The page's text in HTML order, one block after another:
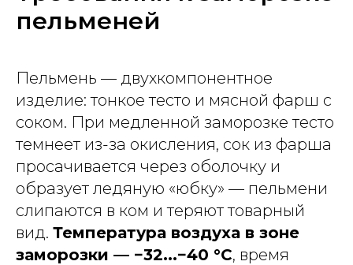
пельменей
Пельмень — двухкомпонентное
изделие: тонкое тесто и мясной фарш с
соком. При медленной заморозке тесто
темнеет из-за окисления, сок из фарша
просачивается через оболочку и
образует ледяную «юбку» — пельмени
слипаются в ком и теряют товарный
вид. Температура воздуха в зоне
заморозки — −32...−40 °C, время